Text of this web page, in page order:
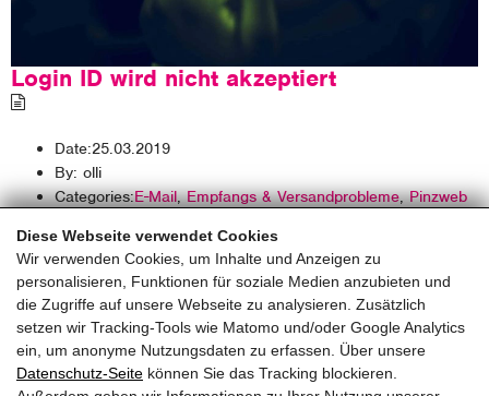
Diese Webseite verwendet Cookies
Wir verwenden Cookies, um Inhalte und Anzeigen zu
personalisieren, Funktionen für soziale Medien anzubieten und
die Zugriffe auf unsere Webseite zu analysieren. Zusätzlich
setzen wir Tracking-Tools wie Matomo und/oder Google Analytics
ein, um anonyme Nutzungsdaten zu erfassen. Über unsere
Datenschutz-Seite können Sie das Tracking blockieren.
Login ID wird nicht akzeptiert
Date:25.03.2019
By: olli
Categories:E-Mail,Empfangs & Versandprobleme,Pinzweb
Read More
pinzweb.at GmbH & Co KG
Raiffeisenstraße 4, 5671 Bruck an der Glocknerstraße